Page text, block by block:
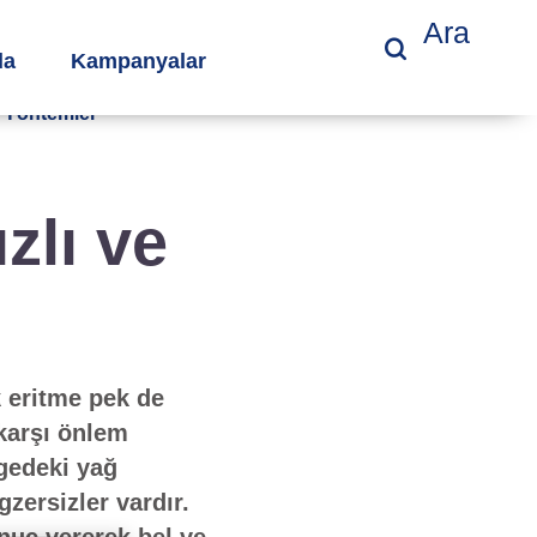
Kampanyalar
Ara
Yöntemler
ve
pek de
önlem
yağ
vardır.